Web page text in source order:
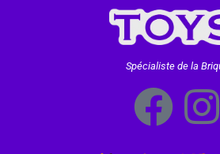
Spécialiste de la